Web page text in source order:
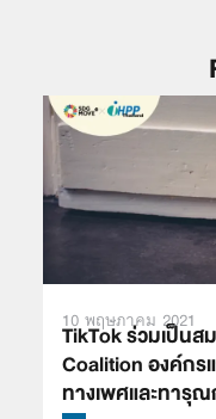
10 พฤษภาคม 2021
TikTok ร่วมเป็น
Coalition องค์กร
ทางเพศและทารุ